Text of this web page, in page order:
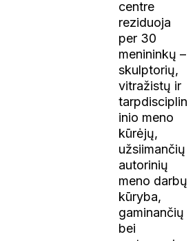
centre
reziduoja
per 30
menininkų –
skulptorių,
vitražistų ir
tarpdisciplin
inio meno
kūrėjų,
užsiimančių
autorinių
meno darbų
kūryba,
gaminančių
bei